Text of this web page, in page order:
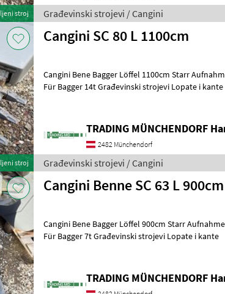
stroj Građevinski strojevi / Cangini
stroj
Cangini SC 80 L 1100cm
Cangini Bene Bagger Löffel 1100cm Starr
Für Bagger 14t Građevinski strojevi Lopate i kante
TRADING MÜNCHENDORF
2482 Münchendorf
Građevinski strojevi / Cangini
Cangini Benne SC 63 L
Cangini Bene Bagger Löffel 900cm Starr
Für Bagger 7t Građevinski strojevi Lopate i kante
TRADING MÜNCHENDORF